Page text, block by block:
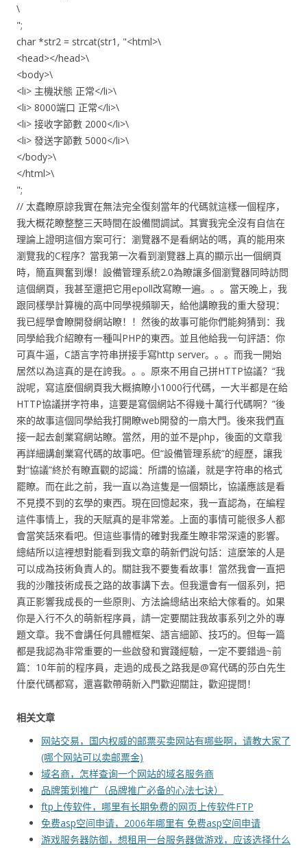
\
";
char *str2 = strcat(str1, "<html>\
<head></head>\
<body>\
<li> 主機狀態 正常</li>\
<li> 8000端口 正常</li>\
<li> 接收字節數 2000</li>\
<li> 發送字節數 5000</li>\
</body>\
</html>\
";
// 太蠢瞭原諒我實在無法完全復刻當年的代碼就這樣一個程序，
我大概花瞭整整三天時間在設備間調試。其實我完全沒有自信在
理論上證明這個方案可行：瀏覽器不是看網站的嗎，真的能用來
瀏覽我的C程序？當我第一次看到瀏覽器上真的顯示出一個網頁
時，簡直興奮到爆！設備管理系統2.0為瞭讓多個瀏覽器同時訪問
這個網頁，我甚至還把它用epoll改寫瞭一遍。。。當天晚上，我
跟同樣學計算機的高中同學視頻聊天，給他講瞭我的重大發現：
我已經學會瞭開發網站瞭！！然後的故事可能你們能夠猜到：我
同學給我介紹瞭有一種叫PHP的東西。並且他給我一句評語：你
可真牛逼，C語言字符串拼接手寫http server。。。而我一開始
居然以為這真的是在誇我。。。原來不用自己拼HTTP協議？“我
說呢，寫這麼個網頁我大概搞瞭小1000行代碼，一大半都是在給
HTTP協議拼字符串，這要是寫個網站不得幾十萬行代碼啊？”後
來的故事這個同學給我打開瞭web開發的一扇大門。後來我們直
接一起去創業寫網站瞭。當然，用的並不是php，後面的文章我
再詳細講創業寫代碼的故事吧。但“設備管理系統”的經歷，讓我
對“協議”終於有瞭直觀的認識：所謂的協議，就是字符串的格式
罷瞭。而在此之前，我一直以為這隻是一個類比，協議應該是看
不見摸不到的玄學的東西。現在回憶起來，我一直認為，在編程
這件事情上，我的天賦真的是非常差。上面的事情可能很多人都
會當笑話來看吧。但這些事情的確對我產生瞭非常深遠的影響。
總結所以這裡想對能看到我文章的萌新們說句話：這麼笨的人是
可以成為技術負責人的。關註我不要隻看故事！當然我會一直把
我的沙雕技術成長之路的故事講下去。但我還會有一個系列，把
真正影響我成長的一些原則、方法論總結出來給大傢看的。如果
你是入行不久的萌新程序員，請一定要關註我故事系列之外的專
題文章。我不會講任何具體框架、語言細節、技巧的。但每一篇
都是我認為非常重要的一些啟發和實踐經驗，一定不要錯過~前
篇：10年前的程序員，走過的成長之路我是@寫代碼的莎白先生
什麼代碼都寫，還喜歡帶萌新入門歡迎關註，歡迎提問！
相关文章
网站交易，国内权威的邮票买卖网站有哪些啊，请教大家了
(哪个网站可以卖邮票金)
域名商，怎样查询一个网站的域名服务商
品牌策划推广（品牌推广必备的心法七诀）
ftp上传软件，哪里有长期免费的网页上传软件FTP
免费asp空间申请，2006年哪里有 免费asp空间申请
游戏服务器防御，想租用一台服务器做游戏，应该选择什么